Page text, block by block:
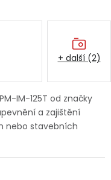
IM-125T od značky
a zajištění
nebo stavebních
+ další (2)